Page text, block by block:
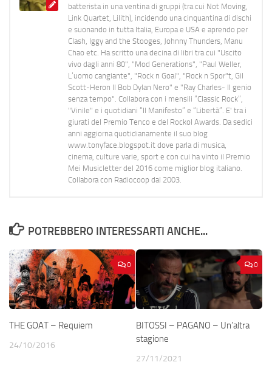
batterista in una ventina di gruppi (tra cui Not Moving,
Link Quartet, Lilith), incidendo una cinquantina di dischi
e suonando in tutta Italia, Europa e USA e aprendo per
Clash, Iggy and the Stooges, Johnny Thunders, Manu
Chao etc. Ha scritto una decina di libri tra cui "Uscito
vivo dagli anni 80", "Mod Generations", "Paul Weller,
L’uomo cangiante", "Rock n Goal", "Rock n Spor"t, Gil
Scott-Heron Il Bob Dylan Nero" e "Ray Charles- Il genio
senza tempo". Collabora con i mensili “Classic Rock”,
"Vinile" e i quotidiani “Il Manifesto” e “Libertà”. E' tra i
giurati del Premio Tenco e del Rockol Awards. Da sedici
anni aggiorna quotidianamente il suo blog
www.tonyface.blogspot.it dove parla di musica,
cinema, culture varie, sport e con cui ha vinto il Premio
Mei Musicletter del 2016 come miglior blog italiano.
Collabora con Radiocoop dal 2003.
POTREBBERO INTERESSARTI ANCHE...
0
THE GOAT – Requiem
24/10/2016
0
BITOSSI – PAGANO – Un’altra
stagione
27/11/2021